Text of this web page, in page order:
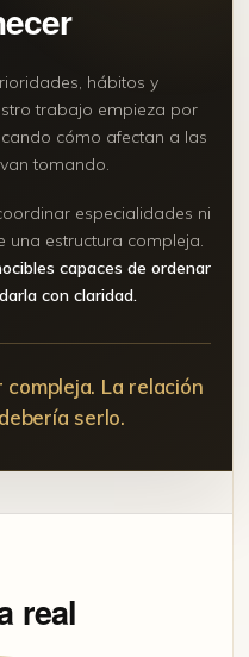
hábitos y
trabajo empieza por
cómo afectan a las
tomando.
especialidades ni
una estructura compleja.
capaces de ordenar
con claridad.
La relación
serlo.
real